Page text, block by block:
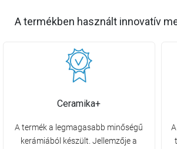
A termékben használt innovatív
Ceramika+
A termék a legmagasabb minőségű
kerámiából készült. Jellemzője a